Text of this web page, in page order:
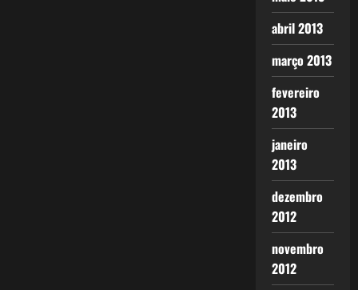
abril 2013
março 2013
fevereiro
2013
janeiro
2013
dezembro
2012
novembro
2012